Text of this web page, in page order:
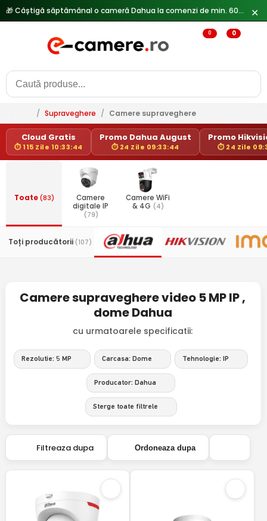
🔥Reduceri de pana la 25% doar in luna iulie → Vezi ofertele
✕
0 0
/ Supraveghere / Camere supraveghere
Cloud Gratis
⏱ 115 Zile 10:33:44
Promo Dahua August
⏱ 24 Zile 09:33:44
Promo
⏱ 24 Zile
Toate(83)
Camere
digitale IP
(79)
Camere WiFi
& 4G (4)
Toți producătorii (107)
Camere supraveghere video 5 MP IP ,
dome Dahua
cu urmatoarele specificatii:
Rezolutie: 5 MP Carcasa: Dome Tehnologie: IP
Producator: Dahua
Sterge toate filtrele
Filtreaza dupa Ordoneaza dupa